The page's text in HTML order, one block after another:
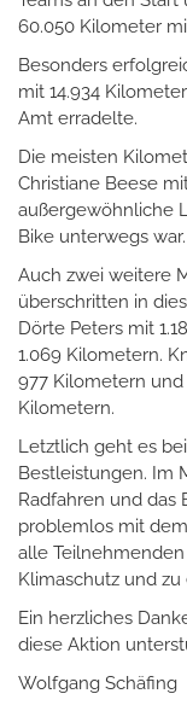
60.050 Kilometer
Besonders
mit 14.934
Amt erradelte.
Die meisten
Christiane Beese
außergewöhnliche
Bike unterwegs war.
Auch zwei weitere
überschritten in
Dörte Peters mit
1.069 Kilometern.
977 Kilometern
Kilometern.
Letztlich geht es
Bestleistungen. Im
Radfahren und das
problemlos mit
alle
Klimaschutz und
Ein herzliches
diese Aktion
Wolfgang